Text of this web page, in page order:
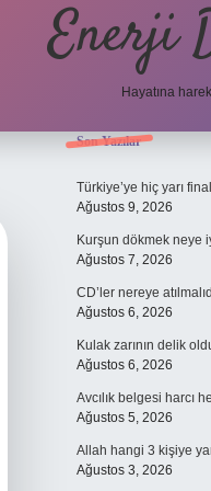
Enerji
Hayatına
Sidebar
Son Yazılar
Türkiye’ye hiç yarı
Ağustos 9, 2026
Kurşun dökmek neye
Ağustos 7, 2026
CD’ler nereye
Ağustos 6, 2026
Kulak zarının delik
Ağustos 6, 2026
Avcılık belgesi harcı
Ağustos 5, 2026
Allah hangi 3 kişiye
Ağustos 3, 2026